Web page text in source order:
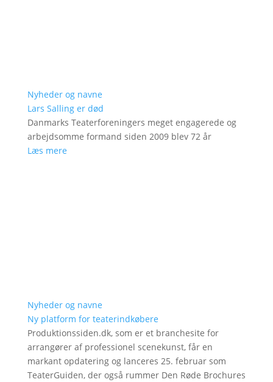
Nyheder og navne
Lars Salling er død
Danmarks Teaterforeningers meget engagerede og
arbejdsomme formand siden 2009 blev 72 år
Læs mere
Nyheder og navne
Ny platform for teaterindkøbere
Produktionssiden.dk, som er et branchesite for
arrangører af professionel scenekunst, får en
markant opdatering og lanceres 25. februar som
TeaterGuiden, der også rummer Den Røde Brochures